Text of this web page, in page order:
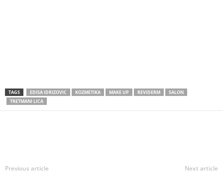
TAGS EDISA IDRIZOVIC KOZMETIKA MAKE UP REVIDERM
SALON
TRETMANI LICA
Previous article Next article